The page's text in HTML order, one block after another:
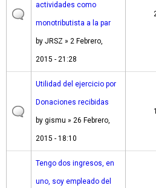
actividades como
monotributista a la par
by JRSZ » 2 Febrero,
2015 - 21:28
Utilidad del ejercicio por
Donaciones recibidas
by gismu » 26 Febrero,
2015 - 18:10
1
Tengo dos ingresos, en
uno, soy empleado del